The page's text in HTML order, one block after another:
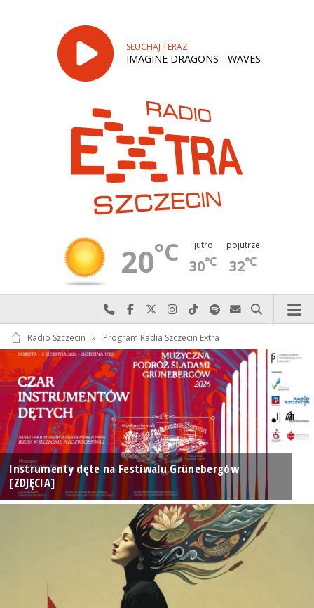
SŁUCHAJ TERAZ
IMAGINE DRAGONS - WAVES
20°C jutro
30°C
pojutrze
32°C
Najlepiej po prostu do nas zadzwoń
Odwiedź nas na Facebook-u
Odwiedź nas na X
Odwiedź nas na Instagram-ie
Odwiedź nas na TikTok-u
Szukaj nas na Spotify
Wyślij do nas
Szukaj
Radio Szczecin » Program Radia Szczecin Extra
Instrumenty dęte na Festiwalu Grünebergów
[ZDJĘCIA]